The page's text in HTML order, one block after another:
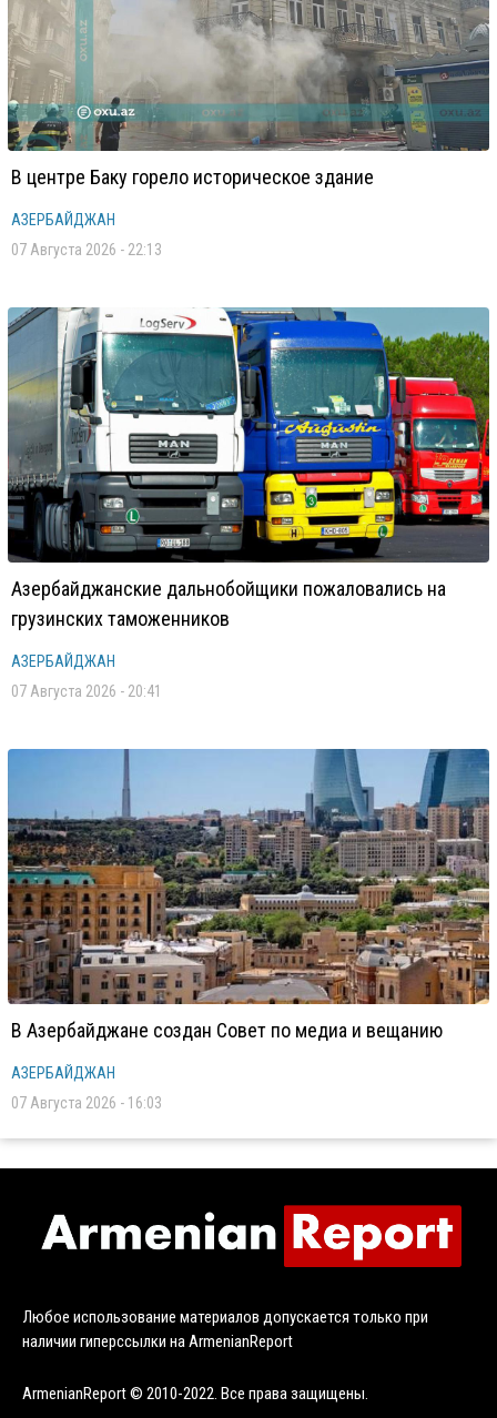
В центре Баку горело историческое здание
АЗЕРБАЙДЖАН
07 Августа 2026 - 22:13
Азербайджанские дальнобойщики пожаловались на
грузинских таможенников
АЗЕРБАЙДЖАН
07 Августа 2026 - 20:41
В Азербайджане создан Совет по медиа и вещанию
АЗЕРБАЙДЖАН
07 Августа 2026 - 16:03
Любое использование материалов допускается только при
наличии гиперссылки на ArmenianReport
ArmenianReport © 2010-2022. Все права защищены.